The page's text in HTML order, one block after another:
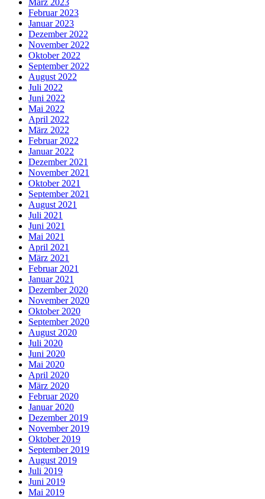
Februar 2023
Januar 2023
Dezember 2022
November 2022
Oktober 2022
September 2022
August 2022
Juli 2022
Juni 2022
Mai 2022
April 2022
März 2022
Februar 2022
Januar 2022
Dezember 2021
November 2021
Oktober 2021
September 2021
August 2021
Juli 2021
Juni 2021
Mai 2021
April 2021
März 2021
Februar 2021
Januar 2021
Dezember 2020
November 2020
Oktober 2020
September 2020
August 2020
Juli 2020
Juni 2020
Mai 2020
April 2020
März 2020
Februar 2020
Januar 2020
Dezember 2019
November 2019
Oktober 2019
September 2019
August 2019
Juli 2019
Juni 2019
Mai 2019